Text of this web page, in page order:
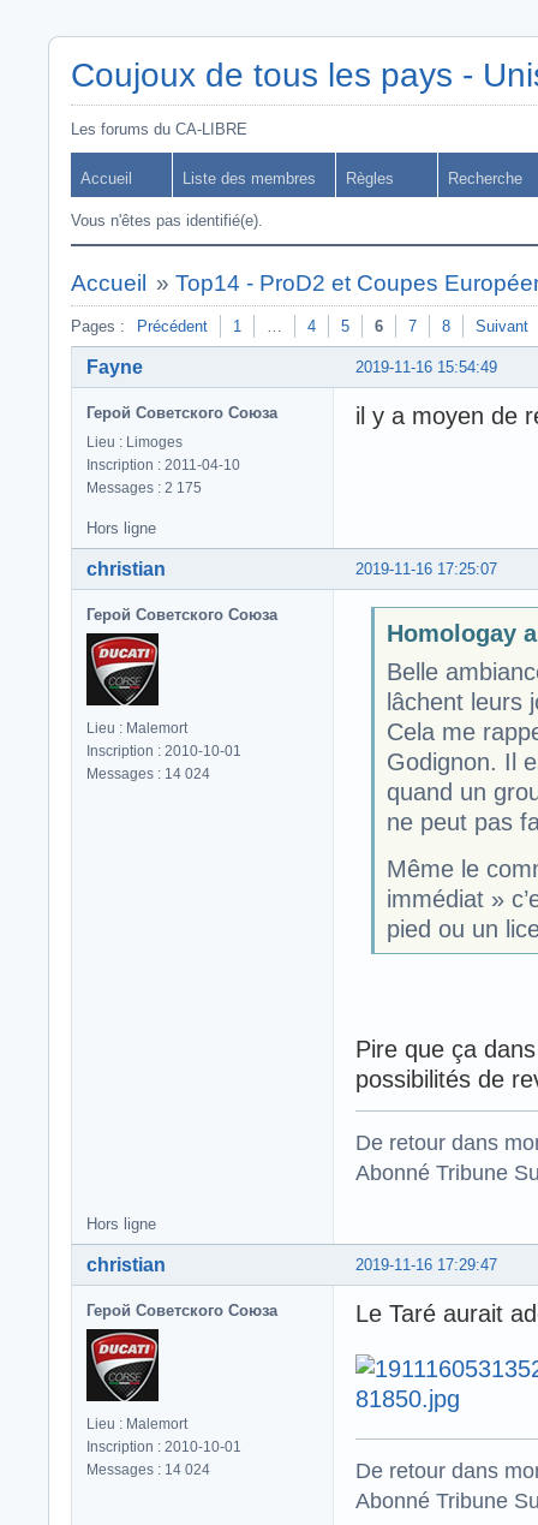
Coujoux de tous les pays -
Les forums du CA-LIBRE
Accueil Liste des membres Règles Recherche
Vous n'êtes pas identifié(e).
Accueil » Top14 - ProD2 et Coupes
Pages : Précédent 1 … 4 5 6 7 8 Suivant
2019-11-16 15:54:49
Fayne
Герой Советского Союза
Lieu : Limoges
Inscription : 2011-04-10
Messages : 2 175
il y a moyen de
Hors ligne
2019-11-16 17:25:07
christian
Герой Советского Союза
Lieu : Malemort
Inscription : 2010-10-01
Messages : 14 024
Homologay
Belle
lâchent leurs
Cela me
Godignon. Il
quand un
ne peut pas
Même le
immédiat »
pied ou un
Pire que ça
possibilités de
De retour dans
Abonné Tribune
Hors ligne
2019-11-16 17:29:47
christian
Герой Советского Союза
Lieu : Malemort
Inscription : 2010-10-01
Messages : 14 024
Le Taré aurait
De retour dans
Abonné Tribune